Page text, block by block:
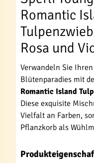
Romantic
Rosa und
Verwandeln Sie
Blütenparadies mit
Romantic Island
Diese exquisite
Vielfalt an Farben,
Pflanzkorb als